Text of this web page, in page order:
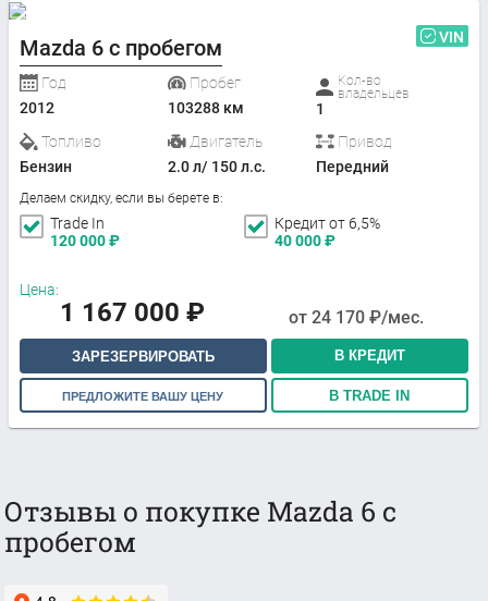
Mazda 6 с пробегом VIN
Год
2012
Пробег
103288 км
Кол-во
владельцев
1
Топливо
Бензин
Двигатель
2.0 л/ 150 л.с.
Привод
Передний
Делаем скидку, если вы берете в:
Trade In
120 000₽
Кредит от 6,5%
40 000₽
Цена:
1 167 000 ₽ от 24 170 ₽/мес.
ЗАРЕЗЕРВИРОВАТЬ В КРЕДИТ
ПРЕДЛОЖИТЕ ВАШУ ЦЕНУ В TRADE IN
Отзывы о покупке Mazda 6 с
пробегом